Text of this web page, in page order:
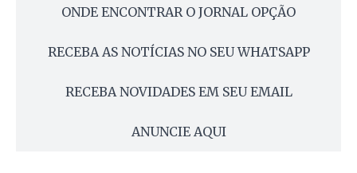
ONDE ENCONTRAR O JORNAL OPÇÃO
RECEBA AS NOTÍCIAS NO SEU WHATSAPP
RECEBA NOVIDADES EM SEU EMAIL
ANUNCIE AQUI